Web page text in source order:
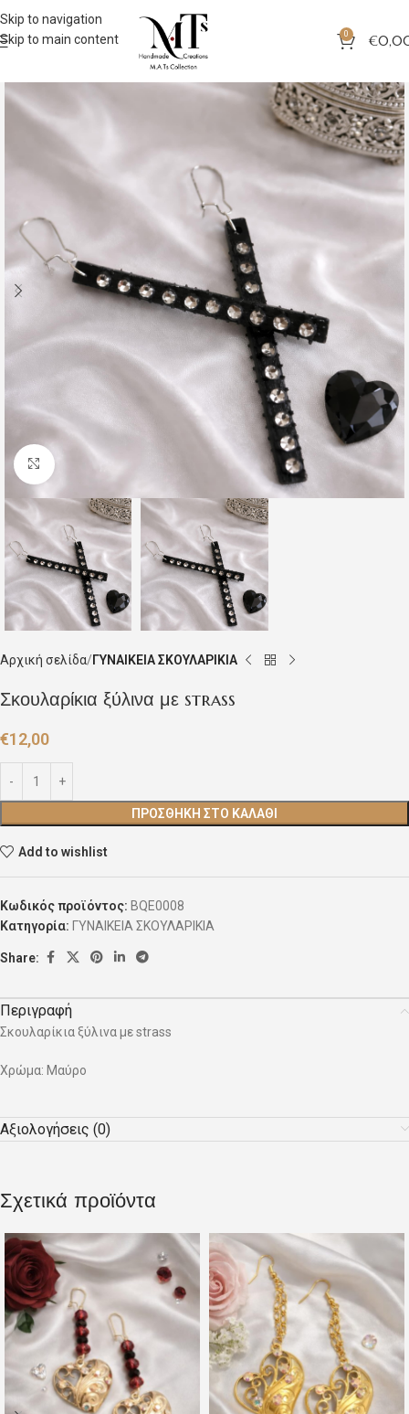
Skip to navigation
Skip to main content
0 €
Click to enlarge
Αρχική σελίδα ΓΥΝΑΙΚΕΙΑ ΣΚΟΥΛΑΡΙΚΙΑ
Σκουλαρίκια ξύλινα με strass
€12,00
ΠΡΟΣΘΉΚΗ ΣΤΟ ΚΑΛΆΘΙ
Add to wishlist
Κωδικός προϊόντος: BQE0008
Κατηγορία: ΓΥΝΑΙΚΕΙΑ ΣΚΟΥΛΑΡΙΚΙΑ
Share:
Περιγραφή
Σκουλαρίκια ξύλινα με strass
Χρώμα: Μαύρο
Αξιολογήσεις (0)
Σχετικά προϊόντα